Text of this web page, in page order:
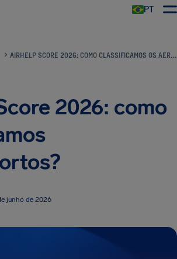
PT
AIRHELP SCORE 2026: COMO CLASSIFICAMOS OS AEROPORTOS?
2026: como
junho de 2026